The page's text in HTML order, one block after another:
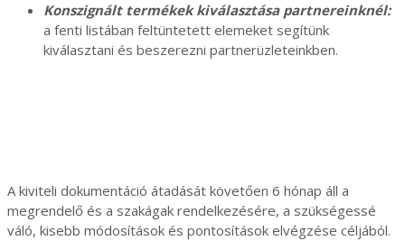
Konszignált termékek kiválasztása partnereinknél:
a fenti listában feltüntetett elemeket segítünk
kiválasztani és beszerezni partnerüzleteinkben.
A kiviteli dokumentáció átadását követően 6 hónap áll a
megrendelő és a szakágak rendelkezésére, a szükségessé
váló, kisebb módosítások és pontosítások elvégzése céljából.